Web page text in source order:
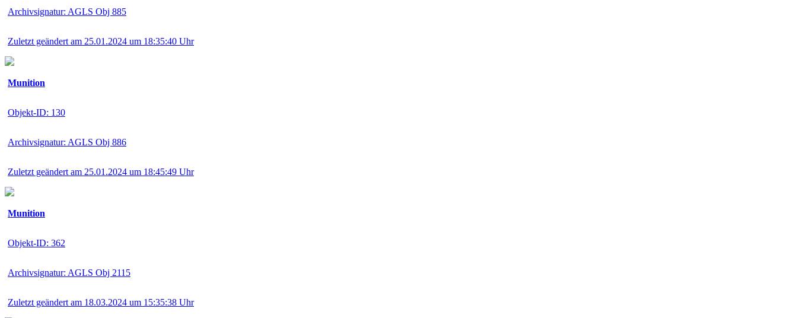
Archivsignatur: AGLS Obj 885
Zuletzt geändert am 25.01.2024 um 18:35:40 Uhr
Munition
Objekt-ID: 130
Archivsignatur: AGLS Obj 886
Zuletzt geändert am 25.01.2024 um 18:45:49 Uhr
Munition
Objekt-ID: 362
Archivsignatur: AGLS Obj 2115
Zuletzt geändert am 18.03.2024 um 15:35:38 Uhr